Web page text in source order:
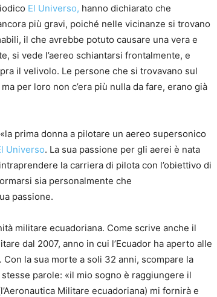
El Universo, hanno dichiarato che
più gravi, poiché nelle vicinanze si trovano
il che avrebbe potuto causare una vera e
si vede l’aereo schiantarsi frontalmente, e
il velivolo. Le persone che si trovavano sul
per loro non c’era più nulla da fare, erano già
prima donna a pilotare un aereo supersonico
Universo. La sua passione per gli aerei è nata
la carriera di pilota con l’obiettivo di
sia personalmente che
passione.
militare ecuadoriana. Come scrive anche il
dal 2007, anno in cui l’Ecuador ha aperto alle
la sua morte a soli 32 anni, scompare la
parole: «il mio sogno è raggiungere il
Militare ecuadoriana) mi fornirà e